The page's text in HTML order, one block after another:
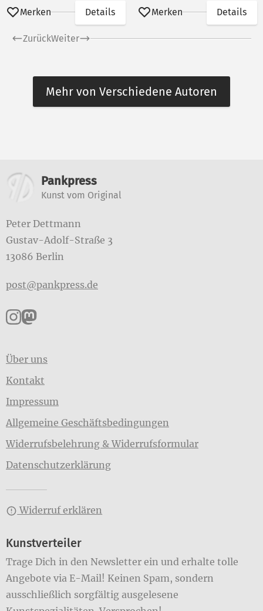
Merken Details Merken Details
ZurückWeiter
Mehr von Verschiedene Autoren
Weitere Informationen
Pankpress
Kunst vom Original
Peter Dettmann
Gustav-Adolf-Straße 3
13086 Berlin
post@pankpress.de
Pankpress auf Instagram
Pankpress auf Mastodon
Über uns
Kontakt
Impressum
Allgemeine Geschäftsbedingungen
Widerrufsbelehrung & Widerrufsformular
Datenschutzerklärung
Widerruf erklären
Kunstverteiler
Trage Dich in den Newsletter ein und erhalte tolle
Angebote via E-Mail! Keinen Spam, sondern
ausschließlich sorgfältig ausgelesene